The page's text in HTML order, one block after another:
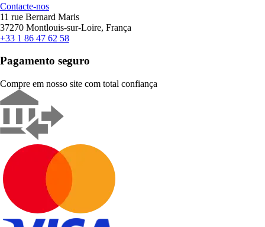
Contacte-nos
11 rue Bernard Maris
37270 Montlouis-sur-Loire, França
+33 1 86 47 62 58
Pagamento seguro
Compre em nosso site com total confiança